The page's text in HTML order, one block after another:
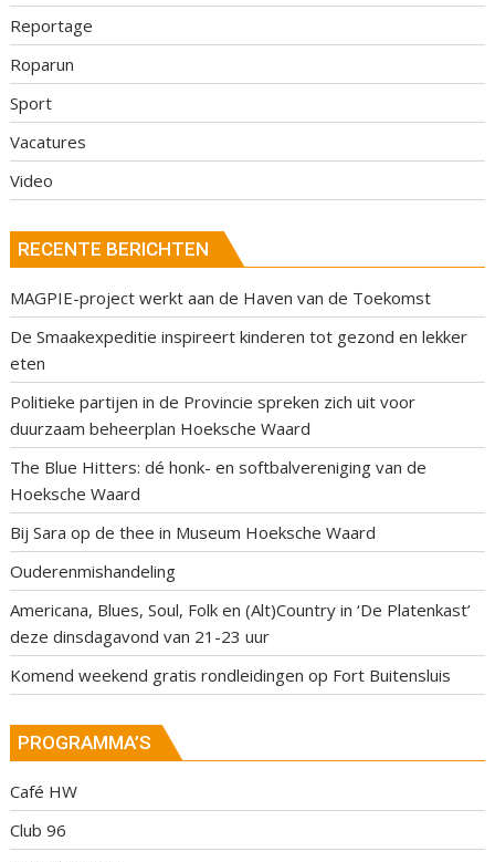
Reportage
Roparun
Sport
Vacatures
Video
RECENTE BERICHTEN
MAGPIE-project werkt aan de Haven van de Toekomst
De Smaakexpeditie inspireert kinderen tot gezond en lekker
eten
Politieke partijen in de Provincie spreken zich uit voor
duurzaam beheerplan Hoeksche Waard
The Blue Hitters: dé honk- en softbalvereniging van de
Hoeksche Waard
Bij Sara op de thee in Museum Hoeksche Waard
Ouderenmishandeling
Americana, Blues, Soul, Folk en (Alt)Country in ‘De Platenkast’
deze dinsdagavond van 21-23 uur
Komend weekend gratis rondleidingen op Fort Buitensluis
PROGRAMMA’S
Café HW
Club 96